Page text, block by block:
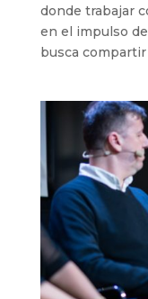
donde trabajar
en el impulso
busca